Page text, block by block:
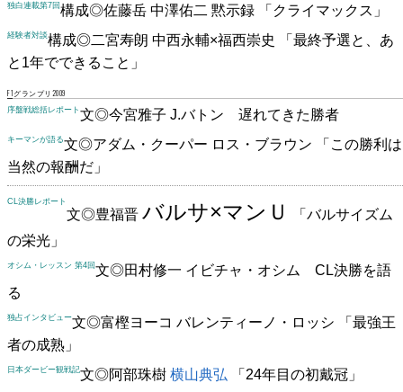
独白連載第7回構成◎佐藤岳 中澤佑二 黙示録 「クライマックス」
経験者対談構成◎二宮寿朗 中西永輔×福西崇史
「最終予選と、あ
と1年でできること」
F1グランプリ2009
序盤戦総括レポート 文◎今宮雅子 J.バトン 遅れてきた勝者
キーマンが語る文◎アダム・クーパー ロス・ブラウン 「この勝利は
当然の報酬だ」
CL決勝レポート
文◎豊福晋 バルサ×マンＵ
「バルサイズム
の栄光」
オシム・レッスン 第4回文◎田村修一 イビチャ・オシム CL決勝を語
る
独占インタビュー文◎富樫ヨーコ バレンティーノ・ロッシ 「最強王
者の成熟」
日本ダービー観戦記文◎阿部珠樹 横山典弘 「24年目の初戴冠」